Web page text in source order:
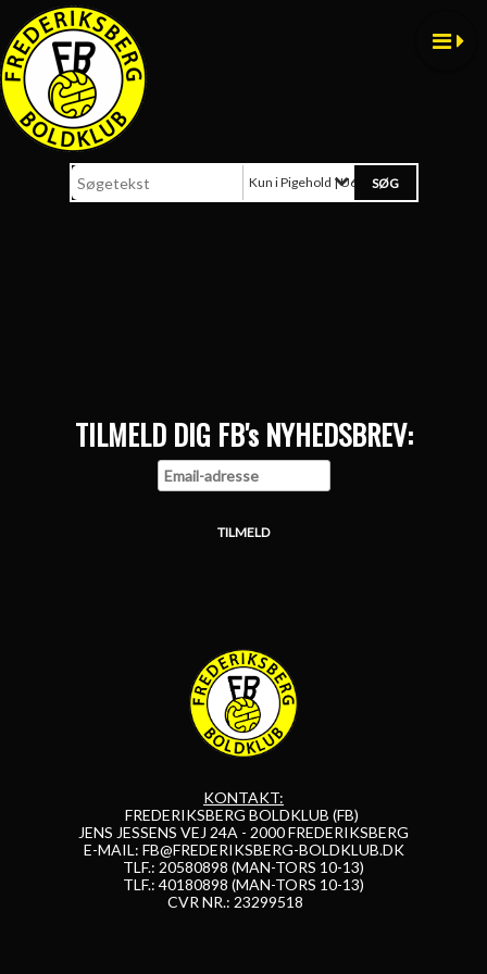
Kun i Pigehold | U6-U19
TILMELD DIG FB's NYHEDSBREV:
KONTAKT:
FREDERIKSBERG BOLDKLUB (FB)
JENS JESSENS VEJ 24A - 2000 FREDERIKSBERG
E-MAIL: FB@FREDERIKSBERG-BOLDKLUB.DK
TLF.: 20580898 (MAN-TORS 10-13)
TLF.: 40180898 (MAN-TORS 10-13)
CVR NR.: 23299518